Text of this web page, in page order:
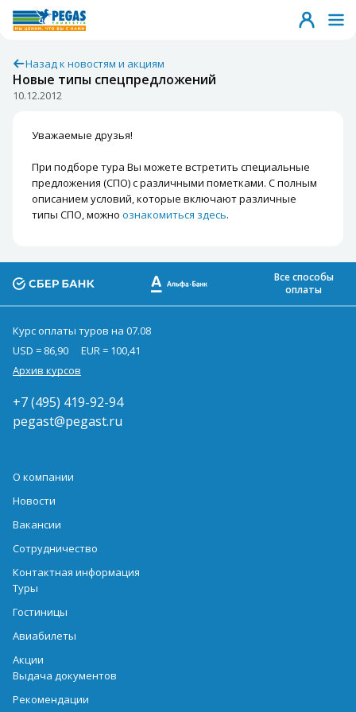
Назад к новостям и акциям
Новые типы спецпредложений
10.12.2012
Уважаемые друзья!
При подборе тура Вы можете встретить специальные
предложения (СПО) с различными пометками. С полным
описанием условий, которые включают различные
типы СПО, можно ознакомиться здесь.
Все способы
оплаты
Курс оплаты туров на 07.08
USD = 86,90
EUR = 100,41
Архив курсов
+7 (495) 419-92-94
pegast@pegast.ru
О компании
Новости
Вакансии
Сотрудничество
Контактная информация
Туры
Гостиницы
Авиабилеты
Акции
Выдача документов
Рекомендации